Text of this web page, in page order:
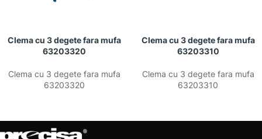
Clema cu 3 degete fara mufa
63203320
Clema cu 3 degete fara mufa
63203320
Clema cu 3 degete fara mufa
63203310
Clema cu 3 degete fara mufa
63203310